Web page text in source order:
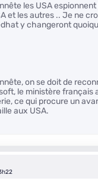
les USA
et les autres .. Je ne
y changeront
on se doit de
le ministère français
ce qui procure un
aux USA.